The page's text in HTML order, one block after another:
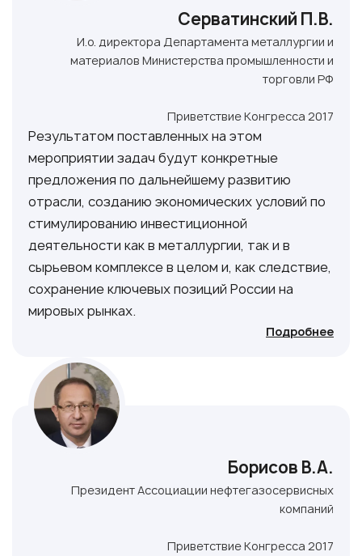
Серватинский П.В.
И.о. директора Департамента металлургии и
материалов Министерства промышленности и
торговли РФ
Приветствие Конгресса 2017
Результатом поставленных на этом
мероприятии задач будут конкретные
предложения по дальнейшему развитию
отрасли, созданию экономических условий по
стимулированию инвестиционной
деятельности как в металлургии, так и в
сырьевом комплексе в целом и, как следствие,
сохранение ключевых позиций России на
мировых рынках.
Подробнее
Борисов B.A.
Президент Ассоциации нефтегазосервисных
компаний
Приветствие Конгресса 2017